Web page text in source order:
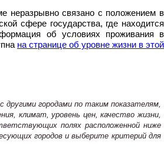
неразрывно связано с положением в
сфере государства, где находится
об условиях проживания в
на странице об уровне жизни в этой
городами по таким показателям,
климат, уровень цен, качество жизни,
полях расположенной ниже
городов и выберите критерий для